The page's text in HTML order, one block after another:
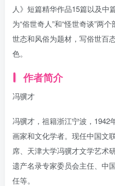
人》短篇精华作品15篇以及中
为“俗世奇人”和“怪世奇谈”两
世态和风俗为题材，写俗世百
色。
作者简介
冯骥才
冯骥才，祖籍浙江宁波，1942
画家和文化学者。现任中国文
席、天津大学冯骥才文学艺术
遗产名录专家委员会主任、中
任等。